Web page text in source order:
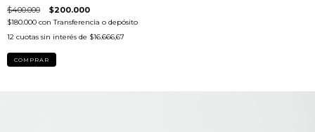
$400.000 $200.000
$180.000 con Transferencia o depósito
12 cuotas sin interés de $16.666,67
COMPRAR